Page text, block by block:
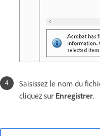
Saisissez le nom du
cliquez sur Enregistrer.